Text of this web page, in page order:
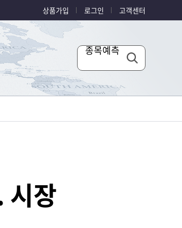
상품가입 로그인 고객센터
종목예측
시장